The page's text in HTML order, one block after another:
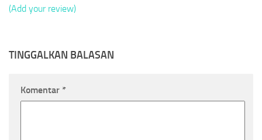
(Add your review)
TINGGALKAN BALASAN
Komentar *